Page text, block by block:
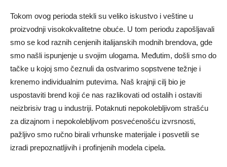
Tokom ovog perioda stekli su veliko iskustvo i veštine u
proizvodnji visokokvalitetne obuće. U tom periodu zapošljavali
smo se kod raznih cenjenih italijanskih modnih brendova, gde
smo našli ispunjenje u svojim ulogama. Međutim, došli smo do
tačke u kojoj smo čeznuli da ostvarimo sopstvene težnje i
krenemo individualnim putevima. Naš krajnji cilj bio je
uspostaviti brend koji će nas razlikovati od ostalih i ostaviti
neizbrisiv trag u industriji. Potaknuti nepokolebljivom strašću
za dizajnom i nepokolebljivom posvećenošću izvrsnosti,
pažljivo smo ručno birali vrhunske materijale i posvetili se
izradi prepoznatljivih i profinjenih modela cipela.